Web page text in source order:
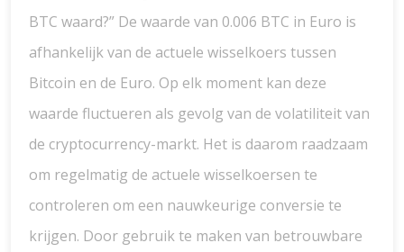
BTC waard?” De waarde van 0.006 BTC in Euro is
afhankelijk van de actuele wisselkoers tussen
Bitcoin en de Euro. Op elk moment kan deze
waarde fluctueren als gevolg van de volatiliteit van
de cryptocurrency-markt. Het is daarom raadzaam
om regelmatig de actuele wisselkoersen te
controleren om een nauwkeurige conversie te
krijgen. Door gebruik te maken van betrouwbare